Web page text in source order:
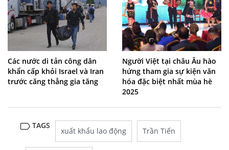
Các nước di tản công dân
khẩn cấp khỏi Israel và Iran
trước căng thẳng gia tăng
Người Việt tại châu Âu hào
hứng tham gia sự kiện văn
hóa đặc biệt nhất mùa hè
2025
TAGS
xuất khẩu lao động Trần Tiến